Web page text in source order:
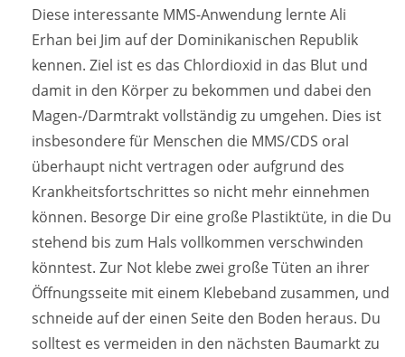
Diese interessante MMS-Anwendung lernte Ali
Erhan bei Jim auf der Dominikanischen Republik
kennen. Ziel ist es das Chlordioxid in das Blut und
damit in den Körper zu bekommen und dabei den
Magen-/Darmtrakt vollständig zu umgehen. Dies ist
insbesondere für Menschen die MMS/CDS oral
überhaupt nicht vertragen oder aufgrund des
Krankheitsfortschrittes so nicht mehr einnehmen
können. Besorge Dir eine große Plastiktüte, in die Du
stehend bis zum Hals vollkommen verschwinden
könntest. Zur Not klebe zwei große Tüten an ihrer
Öffnungsseite mit einem Klebeband zusammen, und
schneide auf der einen Seite den Boden heraus. Du
solltest es vermeiden in den nächsten Baumarkt zu